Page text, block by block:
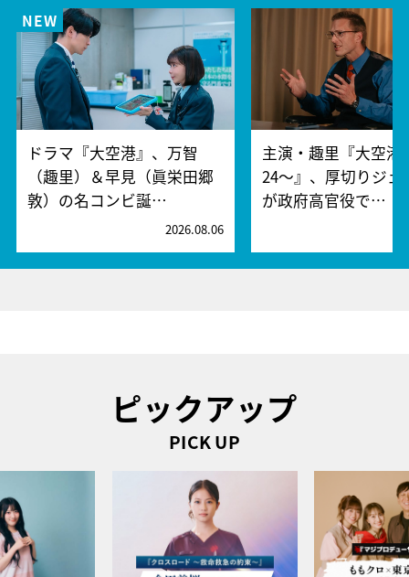
ドラマ『大空港』、万智
（趣里）＆早見（眞栄田郷
敦）の名コンビ誕…
2026.08.06
主演・趣里『大空港
24～』、厚切りジェ
が政府高官役で…
ピックアップ
PICK UP